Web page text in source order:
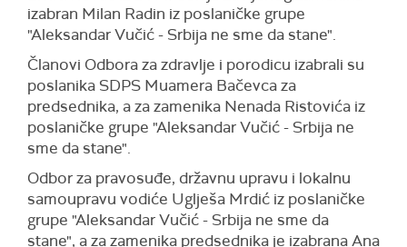
izabran Milan Radin iz poslaničke grupe
"Aleksandar Vučić - Srbija ne sme da stane".
Članovi Odbora za zdravlje i porodicu izabrali su
poslanika SDPS Muamera Bačevca za
predsednika, a za zamenika Nenada Ristovića iz
poslaničke grupe "Aleksandar Vučić - Srbija ne
sme da stane".
Odbor za pravosuđe, državnu upravu i lokalnu
samoupravu vodiće Uglješa Mrdić iz poslaničke
grupe "Aleksandar Vučić - Srbija ne sme da
stane", a za zamenika predsednika je izabrana Ana